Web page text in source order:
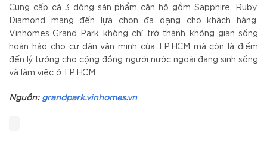
Cung cấp cả 3 dòng sản phẩm căn hộ gồm Sapphire, Ruby,
Diamond mang đến lựa chọn đa dạng cho khách hàng,
Vinhomes Grand Park không chỉ trở thành không gian sống
hoàn hảo cho cư dân văn minh của TP.HCM mà còn là điểm
đến lý tưởng cho cộng đồng người nước ngoài đang sinh sống
và làm việc ở TP.HCM.
Nguồn: grandpark.vinhomes.vn